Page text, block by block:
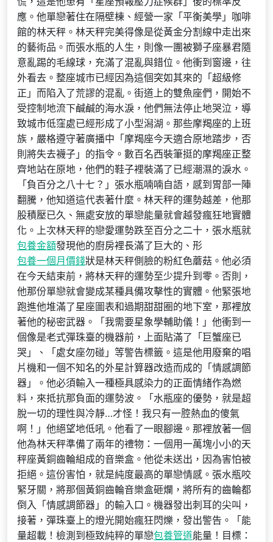
應。他單戀著住在隔壁棟、經營一家「平衡美學」咖啡
館的林天秤。林天秤完美得像是從黃金分割線中走出來
的藝術品。而張水瓶的人生，則像一團被獅子座暴君隨
意亂踢的毛線球，充滿了混亂與錯位。他衝到窗邊，往
外看去。整座城市已經因為這個突如其來的「超級修
正」而陷入了荒謬的混亂。街道上的雙魚座們，開始不
受控制地流下鹹鹹的海水淚，他們無法停止地哭泣，導
致城市低窪處已經形成了小型潟湖。那些摩羯座的上班
族，嚴格遵守著廣播中「摩羯座今天適合原地踏步，否
則將失去襪子」的指令。數百名西裝筆挺的摩羯座正整
齊地站在原地，他們的鞋子裡裝滿了已經潮濕的淚水。
「負百分之八十七？」張水瓶喃喃自語，感到胃部一陣
翻騰，他知道這代表著什麼。林天秤的運勢越差，他那
股積壓已久、無處安放的單戀能量就會越發瘋狂地實體
化。上次林天秤的戀愛運勢跌至百分之二十，張水瓶就
包養金額發現他的廚房裡長滿了巨大的、形
包養一個月價錢狀是林天秤側臉的粉紅色蘑菇。他必須
在今天結束前，將林天秤的運勢至少提升到零。否則，
他那份單戀就會變成某種具備攻擊性的實體。他緊張地
跑進他堆滿了星座圖表和過期甜甜圈的地下室，那裡放
著他的秘密武器。「我需要星象學輔助儀！」他衝到一
個像是老式彈珠臺的機器前，上面貼滿了「巨蟹座已
哭」、「處女座勿碰」等警告標籤。這是他用廢棄的唱
片機和一個不知名的外星計算器改造而成的「情感調節
器」。他必須輸入一種極具感染力的正面情緒作為燃
料，來抵抗那負面的運勢波。「水瓶座的優勢，就是超
脫一切的理性與冷靜…才怪！我只有一腔熱血的傻氣
啊！」他絕望地低吼。他看了一眼腳邊。那裡放著一個
他為林天秤準備了兩年的禮物：一個用一萬塊小小的天
秤座黃銅齒輪組成的音樂盒。他從未送出，因為害怕被
拒絕。這份害怕，就是純度最高的單戀情感。張水瓶咬
緊牙關，將那個黃銅齒輪音樂盒砸爛，將所有的齒輪都
倒入「情感調節器」的輸入口。機器發出刺耳的尖叫，
接著，彈珠臺上的燈光開始瘋狂閃爍，發出警告。「能
量超載！檢測到極致純粹的單戀包養管道能量！目標：